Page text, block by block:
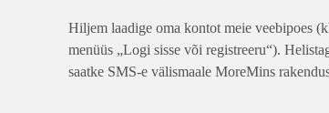
Hiljem laadige oma kontot meie veebipoes
menüüs „Logi sisse või registreeru“).
saatke SMS-e välismaale MoreMins